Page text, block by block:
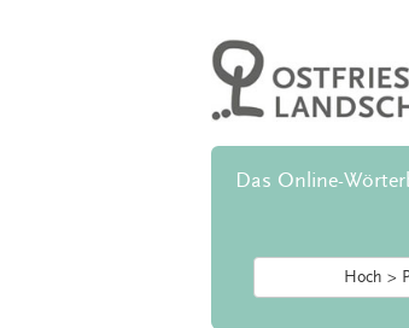
Das Online-
Hoch >